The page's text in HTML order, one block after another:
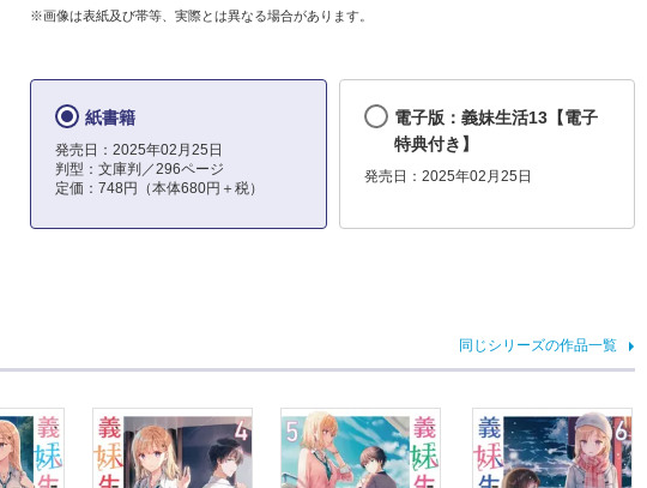
※画像は表紙及び帯等、実際とは異なる場合があります。
紙書籍
発売日：2025年02月25日
判型：文庫判／296ページ
定価：748円（本体680円＋税）
電子版：義妹生活13【電子
特典付き】
発売日：2025年02月25日
同じシリーズの作品一覧